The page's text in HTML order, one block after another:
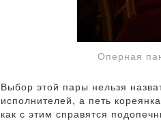
Оперная
Выбор этой пары нельзя
исполнителей, а петь
как с этим справятся